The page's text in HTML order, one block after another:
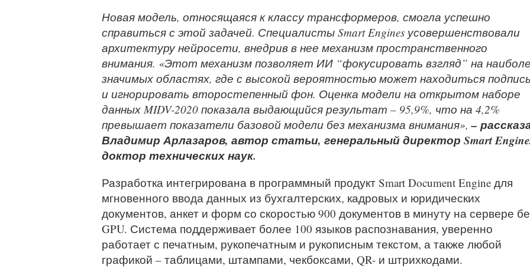
Новая модель, относящаяся к классу трансформеров, смогла успешно
справиться с этой задачей. Специалисты Smart Engines усовершенствовали
архитектуру нейросети, внедрив в нее механизм пространственного
внимания. «Этот механизм позволяет ИИ “фокусировать взгляд” на
значимых областях, где с высокой вероятностью может находиться
и игнорировать второстепенный фон. Оценка модели на открытом наборе
данных MIDV-2020 показала выдающийся результат – 95,9%, что на 4,2%
превышает показатели базовой модели без механизма внимания»,–
Владимир Арлазаров, автор статьи, генеральный директор Smart
доктор технических наук.
Разработка интегрирована в программный продукт Smart Document Engine для
мгновенного ввода данных из бухгалтерских, кадровых и юридических
документов, анкет и форм со скоростью 900 документов в минуту на сервере
GPU. Система поддерживает более 100 языков распознавания, уверенно
работает с печатным, рукопечатным и рукописным текстом, а также любой
графикой – таблицами, штампами, чекбоксами, QR- и штрихкодами.